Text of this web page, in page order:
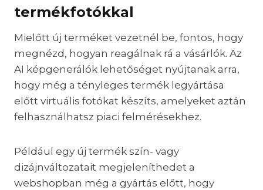
termékfotókkal
Mielőtt új terméket vezetnél be, fontos, hogy
megnézd, hogyan reagálnak rá a vásárlók. Az
AI képgenerálók lehetőséget nyújtanak arra,
hogy még a tényleges termék legyártása
előtt virtuális fotókat készíts, amelyeket aztán
felhasználhatsz piaci felmérésekhez.
Például egy új termék szín- vagy
dizájnváltozatait megjeleníthedet a
webshopban még a gyártás előtt, hogy